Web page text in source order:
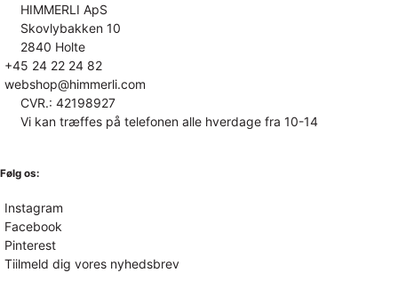
HIMMERLI ApS
Skovlybakken 10
2840 Holte
+45 24 22 24 82
webshop@himmerli.com
CVR.: 42198927
Vi kan træffes på telefonen alle hverdage fra 10-14
Følg os:
Instagram
Facebook
Pinterest
Tiilmeld dig vores nyhedsbrev